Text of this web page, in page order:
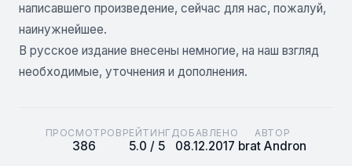
написавшего произведение, сейчас для нас, пожалуй,
наинужнейшее.
В русское издание внесены немногие, на наш взгляд
необходимые, уточнения и дополнения.
ПРОСМОТРОВ
386
РЕЙТИНГ
5.0 / 5
ДОБАВЛЕНО
08.12.2017
АВТОР
brat Andron